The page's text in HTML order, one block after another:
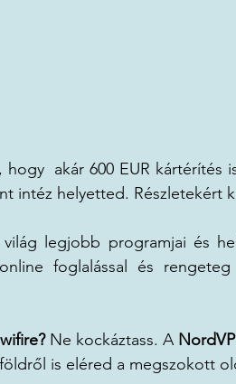
akár 600 EUR kártérítés
intéz helyetted. Részletekért
legjobb programjai és
foglalással és
Ne kockáztass. A
is eléred a megszokott